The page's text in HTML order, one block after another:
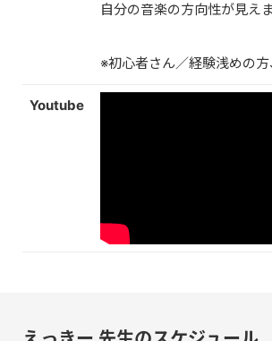
自分の音楽の方向性が見え
※初心者さん／経験浅めの方
Youtube